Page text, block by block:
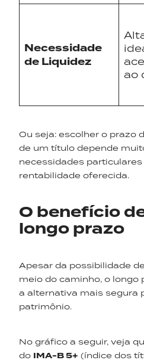
Necessidade
de Liquidez
ao
Ou seja: escolher o prazo
de um título depende
necessidades particulares
rentabilidade oferecida.
O benefício
longo prazo
Apesar da possibilidade
meio do caminho, o longo
a alternativa mais segura
patrimônio.
No gráfico a seguir, veja
do IMA-B 5+ (índice dos